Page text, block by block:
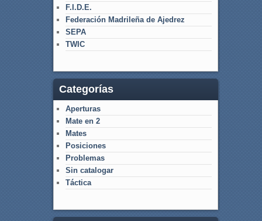
F.I.D.E.
Federación Madrileña de Ajedrez
SEPA
TWIC
Categorías
Aperturas
Mate en 2
Mates
Posiciones
Problemas
Sin catalogar
Táctica